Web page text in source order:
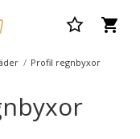
Profil regnbyxor